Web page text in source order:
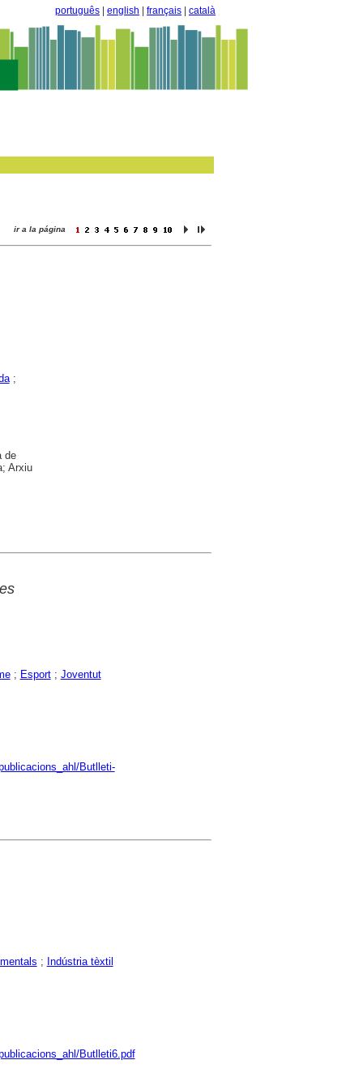
português english français català
ir a la página
;
de
Arxiu
; Esport; Joventut
Butlleti-
; Indústria tèxtil
Butlleti6.pdf